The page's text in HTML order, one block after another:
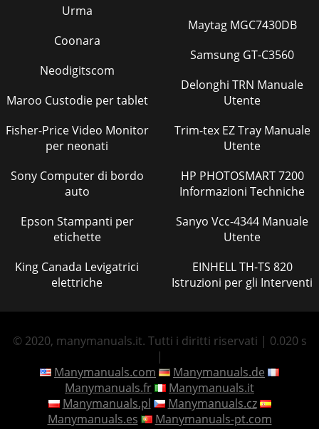
Urma
Coonara
Neodigitscom
Maroo Custodie per tablet
Fisher-Price Video Monitor
per neonati
Sony Computer di bordo
auto
Epson Stampanti per
etichette
King Canada Levigatrici
elettriche
Maytag MGC7430DB
Samsung GT-C3560
Delonghi TRN Manuale
Utente
Trim-tex EZ Tray Manuale
Utente
HP PHOTOSMART 7200
Informazioni Techniche
Sanyo Vcc-4344 Manuale
Utente
EINHELL TH-TS 820
Istruzioni per gli Interventi
© 2020, manymanuals.it. Tutti i diritti riservati | 0.020 s
|
Manymanuals.com
Manymanuals.de
Manymanuals.fr
Manymanuals.it
Manymanuals.pl
Manymanuals.cz
Manymanuals.es
Manymanuals-pt.com